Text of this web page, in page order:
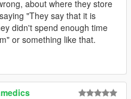
about where they store
"They say that it is
didn't spend enough time
or something like that.